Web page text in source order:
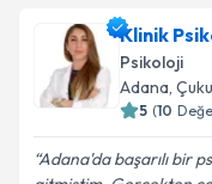
Psk. İsmihan
oluşturun. Size
takvim
Klinik
Psikoloji
Adana,
5 (10
Adana'da başarılı bir